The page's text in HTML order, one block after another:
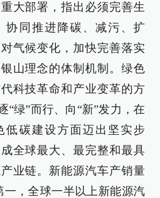
大部署，指出必须完善生
协同推进降碳、减污、扩
气候变化，加快完善落实
山理念的体制机制。绿色
科技革命和产业变革的方
“绿”而行、向“新”发力，在
低碳建设方面迈出坚实步
全球最大、最完整和最具
业链。新能源汽车产销量
一，全球一半以上新能源汽